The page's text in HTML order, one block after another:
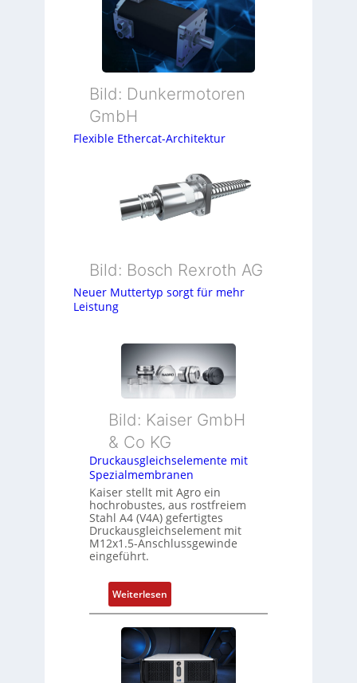
Bild: Dunkermotoren
GmbH
Flexible Ethercat-Architektur
Bild: Bosch Rexroth AG
Neuer Muttertyp sorgt für mehr
Leistung
Bild: Kaiser GmbH
& Co KG
Druckausgleichselemente mit
Spezialmembranen
Kaiser stellt mit Agro ein
hochrobustes, aus rostfreiem
Stahl A4 (V4A) gefertigtes
Druckausgleichselement mit
M12x1.5-Anschlussgewinde
eingeführt.
Weiterlesen:
D
r
u
c